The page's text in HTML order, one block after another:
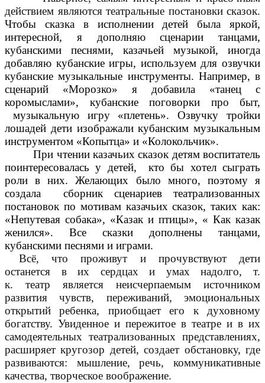
действием являются театральные постановки сказок.
Чтобы сказка в исполнении детей была яркой,
интересной, я дополняю сценарии танцами,
кубанскими песнями, казачьей музыкой, иногда
добавляю кубанские игры, используем для озвучки
кубанские музыкальные инструменты. Например, в
сценарий «Морозко» я добавила «танец с
коромыслами», кубанские поговорки про быт,
музыкальную игру «плетень». Озвучку тройки
лошадей дети изображали кубанским музыкальным
инструментом «Копытца» и «Колокольчик».
При чтении казачьих сказок детям воспитатель
поинтересовалась у детей, кто бы хотел сыграть
роли в них. Желающих было много, поэтому я
создала сборник сценариев театрализованных
постановок по мотивам казачьих сказок, таких как:
«Непутевая собака», «Казак и птицы», « Как казак
женился». Все сказки дополнены танцами,
кубанскими песнями и играми.
Всё, что проживут и прочувствуют дети
останется в их сердцах и умах надолго, т.
к. театр является неисчерпаемым источником
развития чувств, переживаний, эмоциональных
открытий ребенка, приобщает его к духовному
богатству. Увиденное и пережитое в театре и в их
самодеятельных театрализованных представлениях,
расширяет кругозор детей, создает обстановку, где
развиваются: мышление, речь, коммуникативные
качества, творческое воображение.